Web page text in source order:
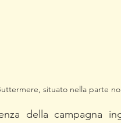
situato nella parte
della campagna